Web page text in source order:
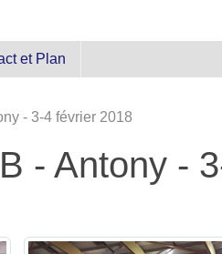
et Plan
- 3-4 février 2018
- Antony -